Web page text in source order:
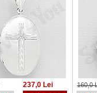
237,0 Lei 160,0